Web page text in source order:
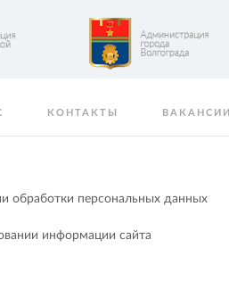
КОНТАКТЫ ВАКАНСИИ
обработки персональных данных
информации сайта